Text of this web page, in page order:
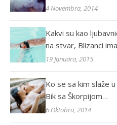
4 Novembra, 2014
Kakvi su kao
na stvar, Blizanci
19 Januara, 2015
Ko se sa kim slaže
Bik sa Škorpijom…
6 Oktobra, 2014